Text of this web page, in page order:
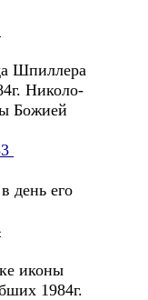
Шпиллера
Николо-
Божией
день его
иконы
1984г.